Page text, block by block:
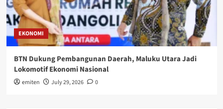
EKONOMI
BTN Dukung Pembangunan Daerah, Maluku Utara Jadi
Lokomotif Ekonomi Nasional
emiten July 29, 2026 0